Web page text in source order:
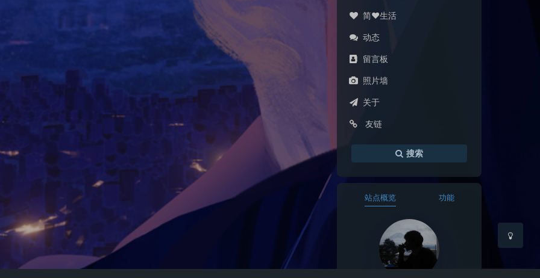
浅阴影
暗化 灰度
简♥生活
动态
留言板
照片墙
关于
友链
搜索
站点概览 功能